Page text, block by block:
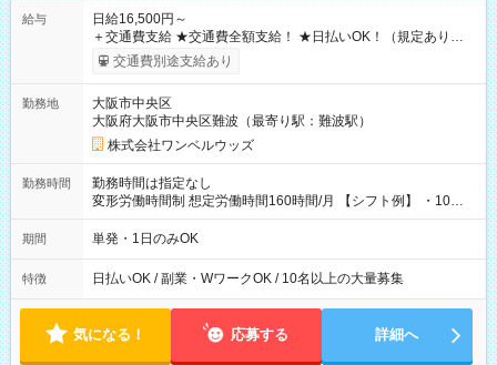
給与
日給16,500円～
＋交通費支給 ★交通費全額支給！ ★日払いOK！（規定あり） ┗
働いたその日に現金GET♪ お仕事後はコンビニATMから 日払
交通費別途支給あり
勤務地
大阪市中央区
大阪府大阪市中央区難波（最寄り駅：難波駅）
株式会社ワンベルウッズ
勤務時間
勤務時間は指定なし
変形労働時間制 想定労働時間160時間/月 【シフト例】 ・10：
00～20：00
期間 単発・1日のみOK
特徴 日払いOK / 副業・WワークOK / 10名以上の大量募集
気になる！ 応募する 詳細へ